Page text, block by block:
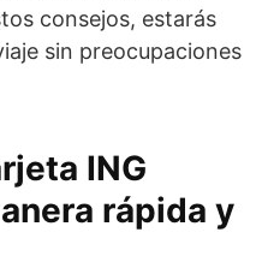
consejos, estarás
sin preocupaciones
ING
rápida y